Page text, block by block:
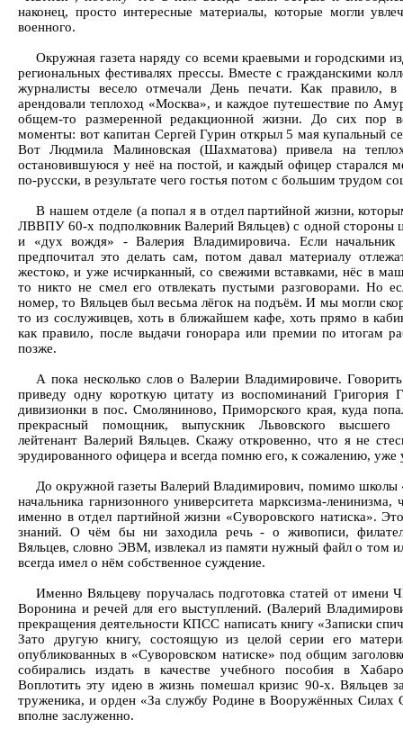
наконец, просто интересные материалы, которые могли
военного.
Окружная газета наряду со всеми краевыми и городскими
региональных фестивалях прессы. Вместе с гражданскими
журналисты весело отмечали День печати. Как правило, в
арендовали теплоход «Москва», и каждое путешествие по
общем-то размеренной редакционной жизни. До сих пор
моменты: вот капитан Сергей Гурин открыл 5 мая купальный
Вот Людмила Малиновская (Шахматова) привела на
остановившуюся у неё на постой, и каждый офицер старался
по-русски, в результате чего гостья потом с большим трудом
В нашем отделе (а попал я в отдел партийной жизни,
ЛВВПУ 60-х подполковник Валерий Вяльцев) с одной стороны
и «дух вождя» - Валерия Владимировича. Если
предпочитал это делать сам, потом давал материалу
жестоко, и уже исчирканный, со свежими вставками, нёс в
то никто не смел его отвлекать пустыми разговорами. Но
номер, то Вяльцев был весьма лёгок на подъём. И мы могли
то из сослуживцев, хоть в ближайшем кафе, хоть прямо в
как правило, после выдачи гонорара или премии по итогам
позже.
А пока несколько слов о Валерии Владимировиче.
приведу одну короткую цитату из воспоминаний Григория
дивизионки в пос. Смоляниново, Приморского края, куда
прекрасный помощник, выпускник Львовского высшего
лейтенант Валерий Вяльцев. Скажу откровенно, что я не
эрудированного офицера и всегда помню его, к сожалению,
До окружной газеты Валерий Владимирович, помимо школы
начальника гарнизонного университета марксизма-
именно в отдел партийной жизни «Суворовского натиска».
знаний. О чём бы ни заходила речь - о живописи,
Вяльцев, словно ЭВМ, извлекал из памяти нужный файл о том
всегда имел о нём собственное суждение.
Именно Вяльцеву поручалась подготовка статей от имени
Воронина и речей для его выступлений. (Валерий
прекращения деятельности КПСС написать книгу «Записки
Зато другую книгу, состоящую из целой серии его
опубликованных в «Суворовском натиске» под общим
собирались издать в качестве учебного пособия в
Воплотить эту идею в жизнь помешал кризис 90-х. Вяльцев
труженика, и орден «За службу Родине в Вооружённых
вполне заслуженно.